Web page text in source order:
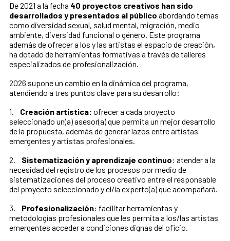
De 2021 a la fecha 40 proyectos creativos han sido
desarrollados y presentados al público abordando temas
como diversidad sexual, salud mental, migración, medio
ambiente, diversidad funcional o género. Este programa
además de ofrecer a los y las artistas el espacio de creación,
ha dotado de herramientas formativas a través de talleres
especializados de profesionalización.
2026 supone un cambio en la dinámica del programa,
atendiendo a tres puntos clave para su desarrollo:
1. Creación artística: ofrecer a cada proyecto
seleccionado un(a) asesor(a) que permita un mejor desarrollo
de la propuesta, además de generar lazos entre artistas
emergentes y artistas profesionales.
2. Sistematización y aprendizaje continuo: atender a la
necesidad del registro de los procesos por medio de
sistematizaciones del proceso creativo entre el responsable
del proyecto seleccionado y el/la experto(a) que acompañará.
3. Profesionalización: facilitar herramientas y
metodologías profesionales que les permita a los/las artistas
emergentes acceder a condiciones dignas del oficio.